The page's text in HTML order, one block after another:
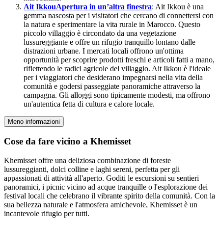
Ait IkkouApertura in un’altra finestra: Ait Ikkou è una
gemma nascosta per i visitatori che cercano di connettersi con
la natura e sperimentare la vita rurale in Marocco. Questo
piccolo villaggio è circondato da una vegetazione
lussureggiante e offre un rifugio tranquillo lontano dalle
distrazioni urbane. I mercati locali offrono un'ottima
opportunità per scoprire prodotti freschi e articoli fatti a mano,
riflettendo le radici agricole del villaggio. Ait Ikkou è l'ideale
per i viaggiatori che desiderano impegnarsi nella vita della
comunità e godersi passeggiate panoramiche attraverso la
campagna. Gli alloggi sono tipicamente modesti, ma offrono
un'autentica fetta di cultura e calore locale.
Meno informazioni
Cose da fare vicino a Khemisset
Khemisset offre una deliziosa combinazione di foreste
lussureggianti, dolci colline e laghi sereni, perfetta per gli
appassionati di attività all'aperto. Goditi le escursioni su sentieri
panoramici, i picnic vicino ad acque tranquille o l'esplorazione dei
festival locali che celebrano il vibrante spirito della comunità. Con la
sua bellezza naturale e l'atmosfera amichevole, Khemisset è un
incantevole rifugio per tutti.